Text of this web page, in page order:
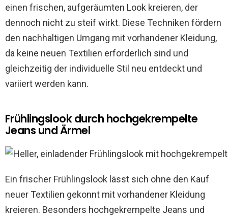
einen frischen, aufgeräumten Look kreieren, der
dennoch nicht zu steif wirkt. Diese Techniken fördern
den nachhaltigen Umgang mit vorhandener Kleidung,
da keine neuen Textilien erforderlich sind und
gleichzeitig der individuelle Stil neu entdeckt und
variiert werden kann.
Frühlingslook durch hochgekrempelte
Jeans und Ärmel
Ein frischer Frühlingslook lässt sich ohne den Kauf
neuer Textilien gekonnt mit vorhandener Kleidung
kreieren. Besonders hochgekrempelte Jeans und